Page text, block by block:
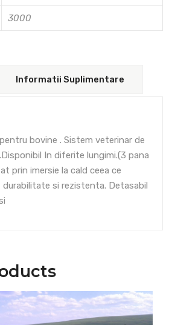
3000
Informatii Suplimentare
bovine . Sistem veterinar de
In diferite lungimi.(3 pana
prin imersie la cald ceea ce
durabilitate si rezistenta. Detasabil